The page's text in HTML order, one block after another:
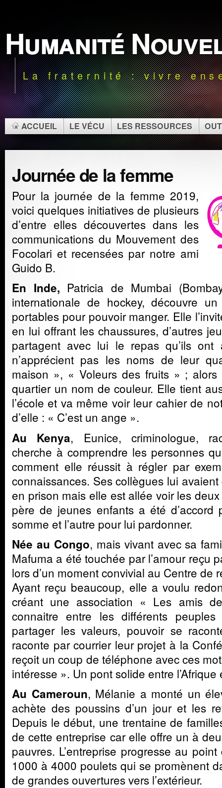
Humanité
La fraternité : vivre
ACCUEIL LE VÉCU LES RESSOURCES
Journée de la femme
Pour la journée de la femme 2019,
voici quelques initiatives de plusieurs
d’entre elles découvertes dans les
communications du Mouvement des
Focolari et recensées par notre ami
Guido B.
En Inde, Patricia de Mumbai
internationale de hockey, découvre
portables pour pouvoir manger. Elle
en lui offrant les chaussures, d’autres
partagent avec lui le repas qu’ils ont
n’apprécient pas les noms de leur
maison », « Voleurs des fruits » ;
quartier un nom de couleur. Elle tient
l’école et va même voir leur cahier de
d’elle : « C’est un ange ».
Au Kenya, Eunice, criminologue,
cherche à comprendre les personnes
comment elle réussit à régler par
connaissances. Ses collègues lui
en prison mais elle est allée voir les
père de jeunes enfants a été d’accord
somme et l’autre pour lui pardonner.
Née au Congo, mais vivant avec sa
Mafuma a été touchée par l’amour reçu
lors d’un moment convivial au Centre de
Ayant reçu beaucoup, elle a voulu
créant une association « Les amis
connaitre entre les différents
partager les valeurs, pouvoir se
raconte par courrier leur projet à la
reçoit un coup de téléphone avec ces
intéresse ». Un pont solide entre
Au Cameroun, Mélanie a monté un
achète des poussins d’un jour et les
Depuis le début, une trentaine de
de cette entreprise car elle offre un à
pauvres. L’entreprise progresse au
1000 à 4000 poulets qui se promènent
de grandes ouvertures vers l’extérieur.